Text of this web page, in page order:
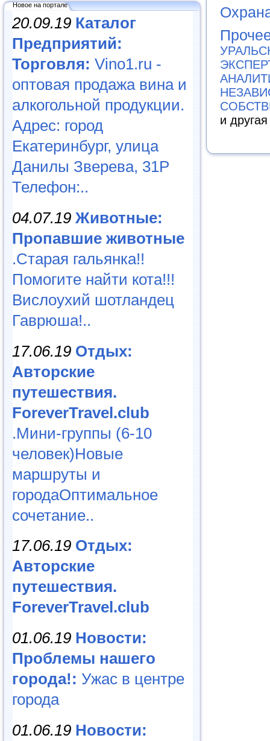
Новое на портале
20.09.19 Каталог
Предприятий:
Торговля: Vino1.ru -
оптовая продажа вина и
алкогольной продукции.
Адрес: город
Екатеринбург, улица
Данилы Зверева, 31Р
Телефон:..
04.07.19 Животные:
Пропавшие животные
.Старая гальянка!!
Помогите найти кота!!!
Вислоухий шотландец
Гаврюша!..
17.06.19 Отдых:
Авторские
путешествия.
ForeverTravel.club
.Мини-группы (6-10
человек)Новые
маршруты и
городаОптимальное
сочетание..
17.06.19 Отдых:
Авторские
путешествия.
ForeverTravel.club
01.06.19 Новости:
Проблемы нашего
города!: Ужас в центре
города
01.06.19 Новости:
и